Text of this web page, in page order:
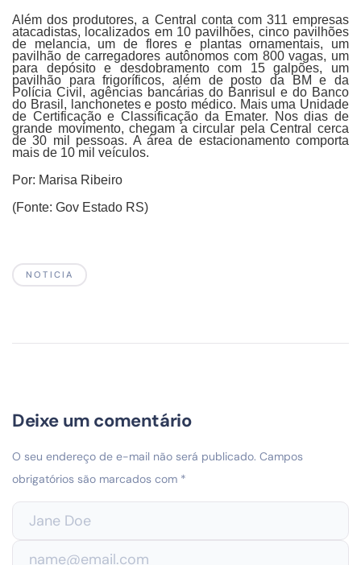
Além dos produtores, a Central conta com 311 empresas
atacadistas, localizados em 10 pavilhões, cinco pavilhões
de melancia, um de flores e plantas ornamentais, um
pavilhão de carregadores autônomos com 800 vagas, um
para depósito e desdobramento com 15 galpões, um
pavilhão para frigoríficos, além de posto da BM e da
Polícia Civil, agências bancárias do Banrisul e do Banco
do Brasil, lanchonetes e posto médico. Mais uma Unidade
de Certificação e Classificação da Emater. Nos dias de
grande movimento, chegam a circular pela Central cerca
de 30 mil pessoas. A área de estacionamento comporta
mais de 10 mil veículos.
Por: Marisa Ribeiro
(Fonte: Gov Estado RS)
NOTICIA
Deixe um comentário
O seu endereço de e-mail não será publicado. Campos
obrigatórios são marcados com *